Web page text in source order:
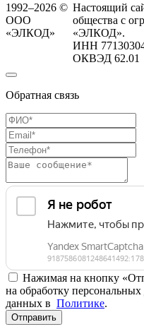
1992–2026 ©
ООО
«ЭЛКОД»
Настоящий
общества с
«ЭЛКОД».
ИНН
ОКВЭД 62.01
Обратная связь
Нажимая на кнопку
на обработку
данных в Политике.
Отправить